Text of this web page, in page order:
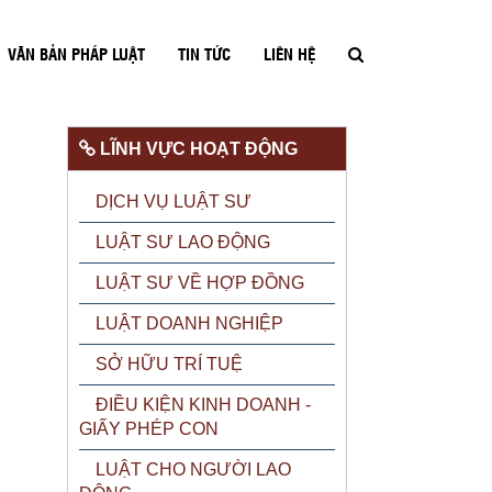
VĂN BẢN PHÁP LUẬT TIN TỨC LIÊN HỆ
LĨNH VỰC HOẠT ĐỘNG
DỊCH VỤ LUẬT SƯ
LUẬT SƯ LAO ĐỘNG
LUẬT SƯ VỀ HỢP ĐỒNG
LUẬT DOANH NGHIỆP
SỞ HỮU TRÍ TUỆ
ĐIỀU KIỆN KINH DOANH -
GIẤY PHÉP CON
LUẬT CHO NGƯỜI LAO